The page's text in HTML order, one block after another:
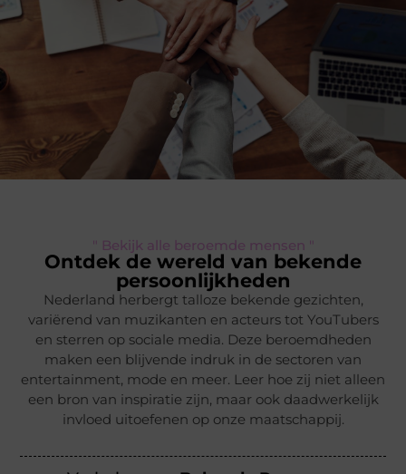
" Bekijk alle beroemde mensen "
Ontdek de wereld van bekende
persoonlijkheden
Nederland herbergt talloze bekende gezichten,
variërend van muzikanten en acteurs tot YouTubers
en sterren op sociale media. Deze beroemdheden
maken een blijvende indruk in de sectoren van
entertainment, mode en meer. Leer hoe zij niet alleen
een bron van inspiratie zijn, maar ook daadwerkelijk
invloed uitoefenen op onze maatschappij.